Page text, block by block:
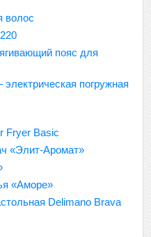
волос
пояс для
погружная
Fryer Basic
«Элит-Аромат»
«Аморе»
Delimano Brava